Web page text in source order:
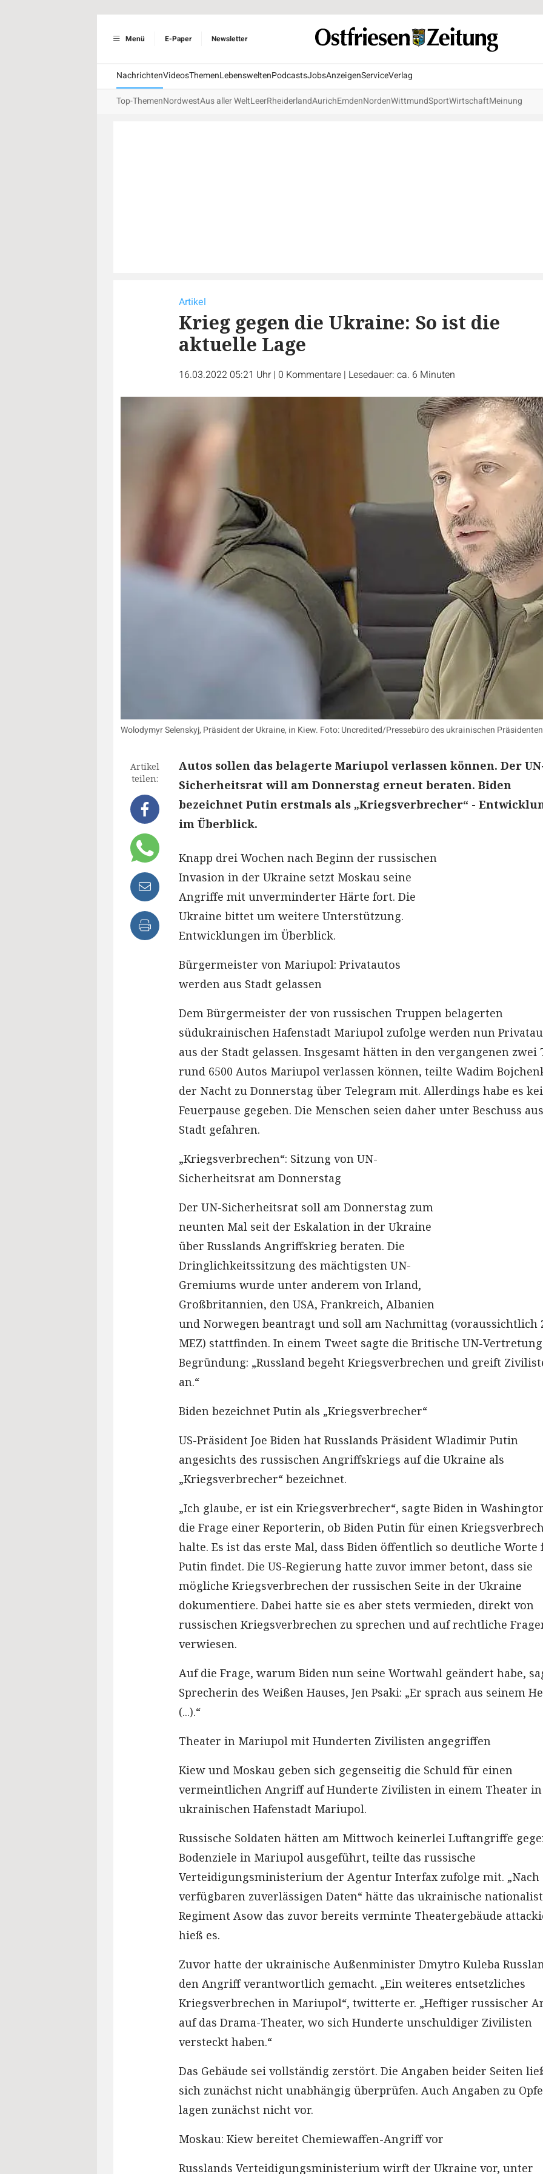
Menü E-Paper Newsletter
NachrichtenVideosThemenLebensweltenPodcastsJobsAnzeigenServiceVerlag
Top-ThemenNordwestAus aller WeltLeerRheiderlandAurichEmdenNordenWittmundSportWirtschaftMeinung
Artikel
Krieg gegen die Ukraine: So ist die
aktuelle Lage
16.03.2022 05:21 Uhr | 0 Kommentare | Lesedauer: ca. 6 Minuten
Wolodymyr Selenskyj, Präsident der Ukraine, in Kiew. Foto: Uncredited/Pressebüro des ukrainischen
Artikel
teilen:
Autos sollen das belagerte Mariupol verlassen können. Der
Sicherheitsrat will am Donnerstag erneut beraten. Biden
bezeichnet Putin erstmals als „Kriegsverbrecher“ -
im Überblick.
Knapp drei Wochen nach Beginn der russischen
Invasion in der Ukraine setzt Moskau seine
Angriffe mit unverminderter Härte fort. Die
Ukraine bittet um weitere Unterstützung.
Entwicklungen im Überblick.
Bürgermeister von Mariupol: Privatautos
werden aus Stadt gelassen
Dem Bürgermeister der von russischen Truppen belagerten
südukrainischen Hafenstadt Mariupol zufolge werden nun
aus der Stadt gelassen. Insgesamt hätten in den vergangenen zwei
rund 6500 Autos Mariupol verlassen können, teilte Wadim
der Nacht zu Donnerstag über Telegram mit. Allerdings habe es
Feuerpause gegeben. Die Menschen seien daher unter Beschuss
Stadt gefahren.
„Kriegsverbrechen“: Sitzung von UN-
Sicherheitsrat am Donnerstag
Der UN-Sicherheitsrat soll am Donnerstag zum
neunten Mal seit der Eskalation in der Ukraine
über Russlands Angriffskrieg beraten. Die
Dringlichkeitssitzung des mächtigsten UN-
Gremiums wurde unter anderem von Irland,
Großbritannien, den USA, Frankreich, Albanien
und Norwegen beantragt und soll am Nachmittag (voraussichtlich
MEZ) stattfinden. In einem Tweet sagte die Britische UN-
Begründung: „Russland begeht Kriegsverbrechen und greift
an.“
Biden bezeichnet Putin als „Kriegsverbrecher“
US-Präsident Joe Biden hat Russlands Präsident Wladimir Putin
angesichts des russischen Angriffskriegs auf die Ukraine als
„Kriegsverbrecher“ bezeichnet.
„Ich glaube, er ist ein Kriegsverbrecher“, sagte Biden in
die Frage einer Reporterin, ob Biden Putin für einen
halte. Es ist das erste Mal, dass Biden öffentlich so deutliche Worte
Putin findet. Die US-Regierung hatte zuvor immer betont, dass sie
mögliche Kriegsverbrechen der russischen Seite in der Ukraine
dokumentiere. Dabei hatte sie es aber stets vermieden, direkt von
russischen Kriegsverbrechen zu sprechen und auf rechtliche
verwiesen.
Auf die Frage, warum Biden nun seine Wortwahl geändert habe,
Sprecherin des Weißen Hauses, Jen Psaki: „Er sprach aus seinem
(...).“
Theater in Mariupol mit Hunderten Zivilisten angegriffen
Kiew und Moskau geben sich gegenseitig die Schuld für einen
vermeintlichen Angriff auf Hunderte Zivilisten in einem Theater
ukrainischen Hafenstadt Mariupol.
Russische Soldaten hätten am Mittwoch keinerlei Luftangriffe
Bodenziele in Mariupol ausgeführt, teilte das russische
Verteidigungsministerium der Agentur Interfax zufolge mit. „Nach
verfügbaren zuverlässigen Daten“ hätte das ukrainische
Regiment Asow das zuvor bereits verminte Theatergebäude
hieß es.
Zuvor hatte der ukrainische Außenminister Dmytro Kuleba
den Angriff verantwortlich gemacht. „Ein weiteres entsetzliches
Kriegsverbrechen in Mariupol“, twitterte er. „Heftiger russischer
auf das Drama-Theater, wo sich Hunderte unschuldiger Zivilisten
versteckt haben.“
Das Gebäude sei vollständig zerstört. Die Angaben beider Seiten
sich zunächst nicht unabhängig überprüfen. Auch Angaben zu
lagen zunächst nicht vor.
Moskau: Kiew bereitet Chemiewaffen-Angriff vor
Russlands Verteidigungsministerium wirft der Ukraine vor, unter